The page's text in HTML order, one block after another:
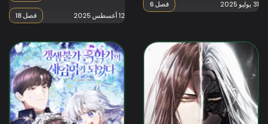
فصل 6 31 يوليو 2025
فصل 18 12 أغسطس 2025